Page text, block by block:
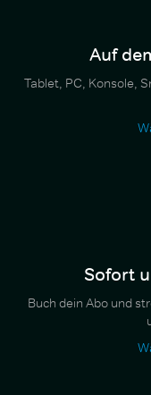
Auf
Tablet, PC, Konsole,
Sofort
Buch dein Abo und